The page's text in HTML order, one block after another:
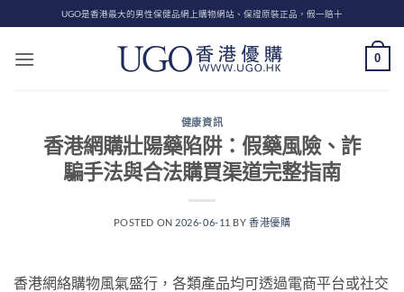
to
content
UGO是香港最大的男性保健品網上購物網站、保證原裝正品，假一賠十
0
健康資訊
香港網購壯陽藥陷阱：假藥風險、詐
騙手法與合法購買渠道完整指南
POSTED ON 2026-06-11 BY香港優購
香港網絡購物風氣盛行，各類產品均可透過電商平台或社交